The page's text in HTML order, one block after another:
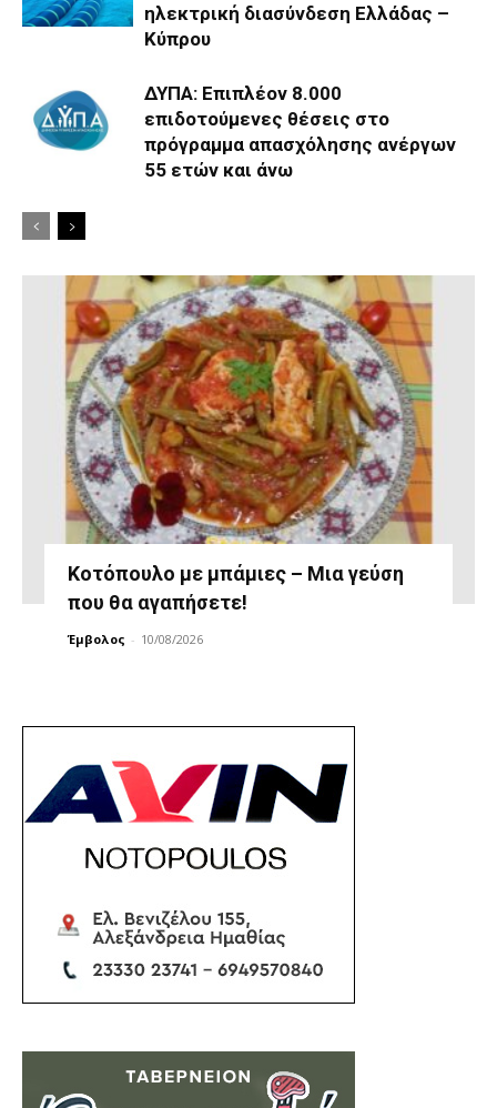
ηλεκτρική διασύνδεση Ελλάδας –
Κύπρου
ΔΥΠΑ: Επιπλέον 8.000
επιδοτούμενες θέσεις στο
πρόγραμμα απασχόλησης ανέργων
55 ετών και άνω
Κοτόπουλο με μπάμιες – Μια γεύση
που θα αγαπήσετε!
Έμβολος - 10/08/2026